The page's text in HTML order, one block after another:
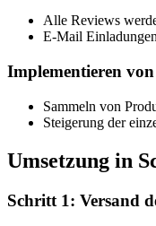
Alle Reviews
E-Mail
Implementieren
Sammeln von
Steigerung der
Umsetzung in
Schritt 1: Versand